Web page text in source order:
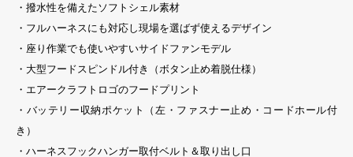
・撥水性を備えたソフトシェル素材
・フルハーネスにも対応し現場を選ばず使えるデザイン
・座り作業でも使いやすいサイドファンモデル
・大型フードスピンドル付き（ボタン止め着脱仕様）
・エアークラフトロゴのフードプリント
・バッテリー収納ポケット（左・ファスナー止め・コードホール付
き）
・ハーネスフックハンガー取付ベルト＆取り出し口